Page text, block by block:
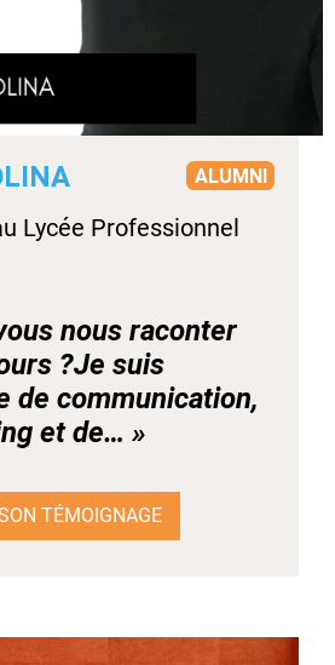
Lycée Professionnel
nous raconter
?Je suis
de communication,
et de… »
ALUMNI
TÉMOIGNAGE